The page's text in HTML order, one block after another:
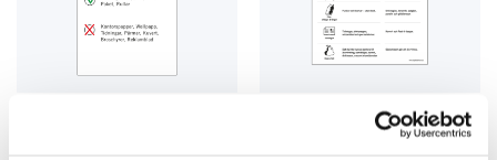
Sorteringsguide Skyltfabriken